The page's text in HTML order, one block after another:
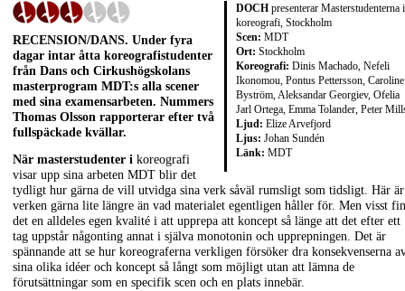
DOCH presenterar Masterstudenterna i
koreografi, Stockholm
Scen: MDT
Ort: Stockholm
Koreografi: Dinis Machado, Nefeli
Ikonomou, Pontus Pettersson, Caroline
Byström, Aleksandar Georgiev, Ofelia
Jarl Ortega, Emma Tolander, Peter
Ljud: Elize Arvefjord
Ljus: Johan Sundén
Länk: MDT
RECENSION/DANS. Under fyra
dagar intar åtta koreografistudenter
från Dans och Cirkushögskolans
masterprogram MDT:s alla scener
med sina examensarbeten. Nummers
Thomas Olsson rapporterar efter två
fullspäckade kvällar.
När masterstudenter i koreografi
visar upp sina arbeten MDT blir det
tydligt hur gärna de vill utvidga sina verk såväl rumsligt som tidsligt. Här är
verken gärna lite längre än vad materialet egentligen håller för. Men visst
det en alldeles egen kvalité i att upprepa att koncept så länge att det efter ett
tag uppstår någonting annat i själva monotonin och upprepningen. Det är
spännande att se hur koreograferna verkligen försöker dra konsekvenserna
sina olika idéer och koncept så långt som möjligt utan att lämna de
förutsättningar som en specifik scen och en plats innebär.